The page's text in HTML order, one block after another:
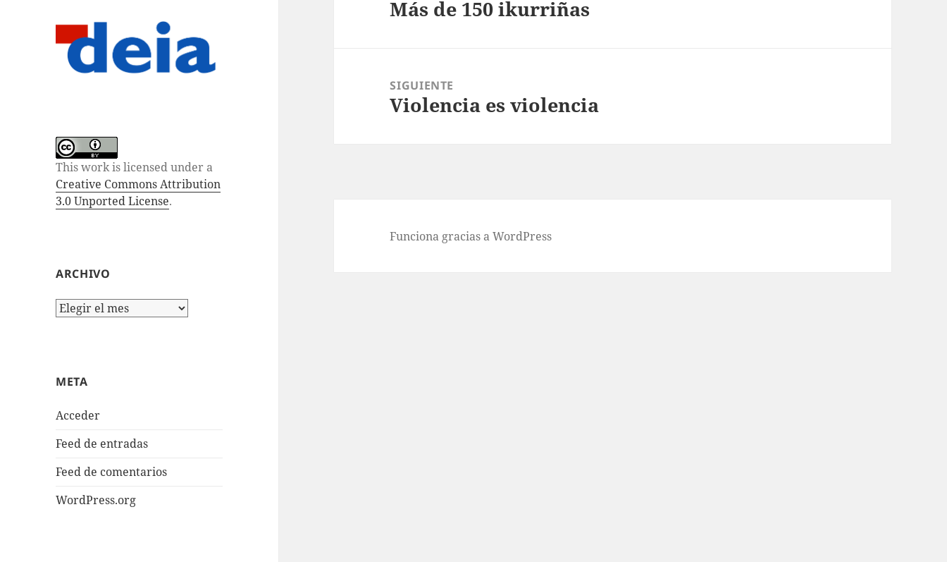
This work is licensed under a
Creative Commons Attribution
3.0 Unported License.
ARCHIVO
Archivo
META
Acceder
Feed de entradas
Feed de comentarios
WordPress.org
entradasEntrada
Más de 150 ikurriñas
SIGUIENTE
Entrada
Violencia es violencia
Funciona gracias a WordPress